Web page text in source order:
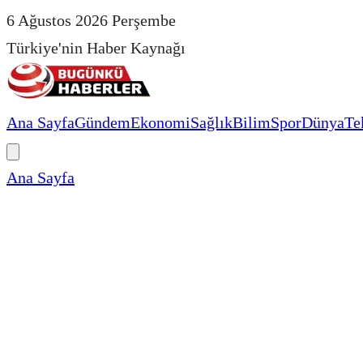
6 Ağustos 2026 Perşembe
Türkiye'nin Haber Kaynağı
Ana SayfaGündemEkonomiSağlıkBilimSporDünya
Ana Sayfa